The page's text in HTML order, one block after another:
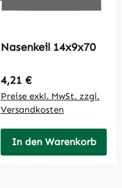
Nasenkeil 14x9x70
Regulärer Preis:
4,21 €
Preise exkl. MwSt. zzgl.
Versandkosten
In den Warenkorb